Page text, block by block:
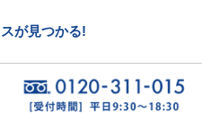
が見つかる!